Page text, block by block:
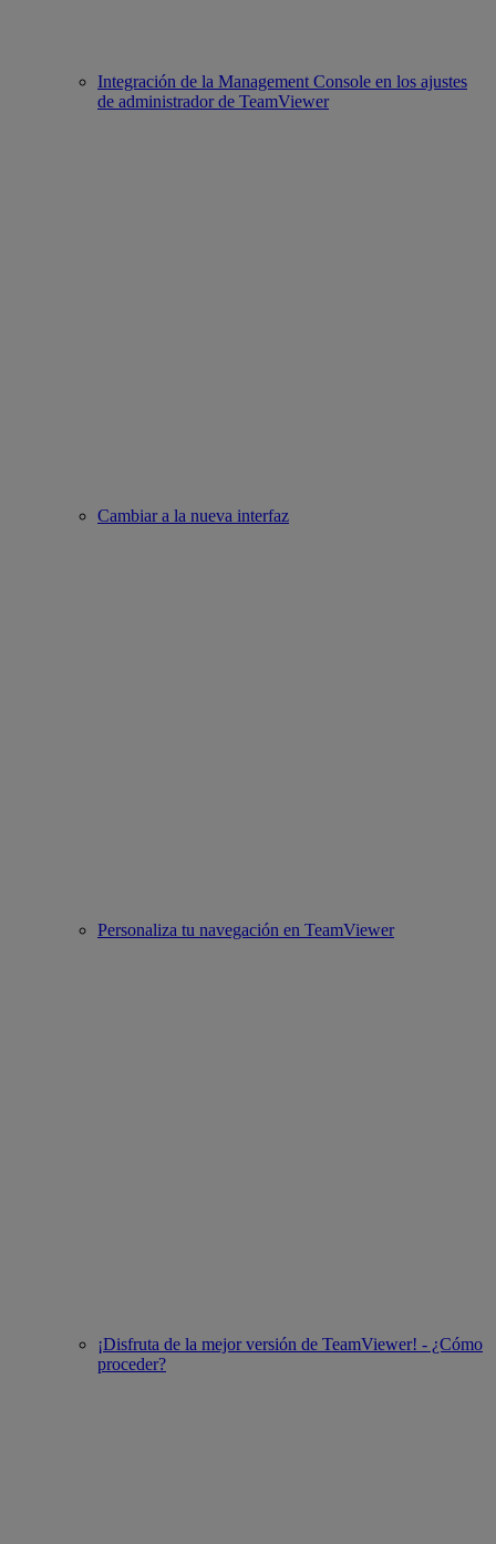
Integración de la Management Console en los ajustes
de administrador de TeamViewer
Cambiar a la nueva interfaz
Personaliza tu navegación en TeamViewer
¡Disfruta de la mejor versión de TeamViewer! - ¿Cómo
proceder?